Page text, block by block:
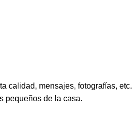
calidad, mensajes, fotografías, etc.
pequeños de la casa.